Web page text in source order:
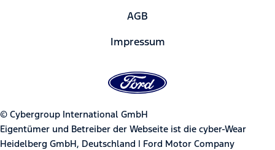
AGB
Impressum
© Cybergroup International GmbH
Eigentümer und Betreiber der Webseite ist die cyber-Wear
Heidelberg GmbH, Deutschland | Ford Motor Company